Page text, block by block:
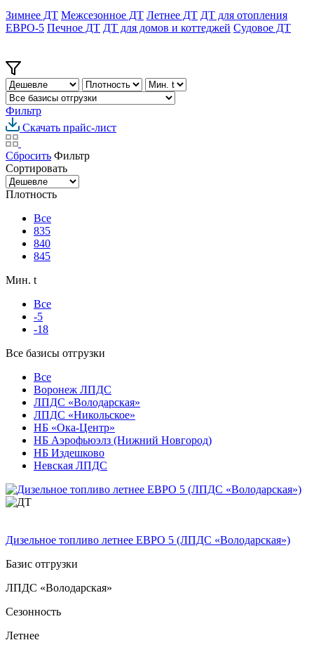
Зимнее ДТ Межсезонное ДТ Летнее ДТ ДТ для отопления
ЕВРО-5 Печное ДТ ДТ для домов и коттеджей Судовое ДТ
Фильтр
Скачать прайс-лист
Сбросить Фильтр
Сортировать
Плотность
Все
835
840
845
Мин. t
Все
-5
-18
Все базисы отгрузки
Все
Воронеж ЛПДС
ЛПДС «Володарская»
ЛПДС «Никольское»
НБ «Ока-Центр»
НБ Аэрофьюэлз (Нижний Новгород)
НБ Издешково
Невская ЛПДС
Дизельное топливо летнее ЕВРО 5 (ЛПДС «Володарская»)
Базис отгрузки
ЛПДС «Володарская»
Сезонность
Летнее